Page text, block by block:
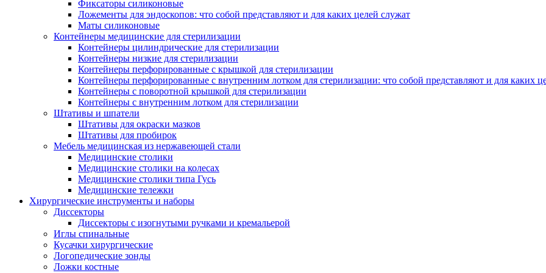
Фиксаторы силиконовые
Ложементы для эндоскопов: что собой представляют и для каких целей служат
Маты силиконовые
Контейнеры медицинские для стерилизации
Контейнеры цилиндрические для стерилизации
Контейнеры низкие для стерилизации
Контейнеры перфорированные с крышкой для стерилизации
Контейнеры перфорированные с внутренним лотком для стерилизации: что собой представляют и для каких
Контейнеры с поворотной крышкой для стерилизации
Контейнеры с внутренним лотком для стерилизации
Штативы и шпатели
Штативы для окраски мазков
Штативы для пробирок
Мебель медицинская из нержавеющей стали
Медицинские столики
Медицинские столики на колесах
Медицинские столики типа Гусь
Медицинские тележки
Хирургические инструменты и наборы
Диссекторы
Диссекторы с изогнутыми ручками и кремальерой
Иглы спинальные
Кусачки хирургические
Логопедические зонды
Ложки костные